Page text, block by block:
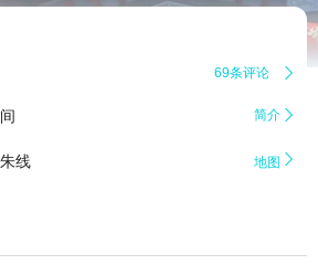
69条评论 
简介 
线 地图 